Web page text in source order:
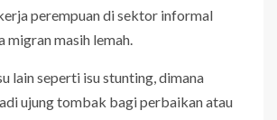
perempuan di sektor informal
masih lemah.
lain seperti isu stunting, dimana
ujung tombak bagi perbaikan atau